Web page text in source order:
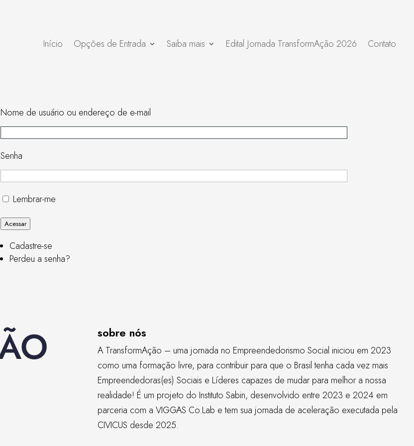
Início Opções de Entrada Saiba mais Edital Jornada TransformAção 2026 Contato
Nome de usuário ou endereço de e-mail
Senha
Lembrar-me
Acessar
Cadastre-se
Perdeu a senha?
sobre nós
A TransformAção – uma jornada no Empreendedorismo Social iniciou em 2023
como uma formação livre, para contribuir para que o Brasil tenha cada vez mais
Empreendedoras(es) Sociais e Líderes capazes de mudar para melhor a nossa
realidade! É um projeto do Instituto Sabin, desenvolvido entre 2023 e 2024 em
parceria com a VIGGAS Co.Lab e tem sua jornada de aceleração executada pela
CIVICUS desde 2025.